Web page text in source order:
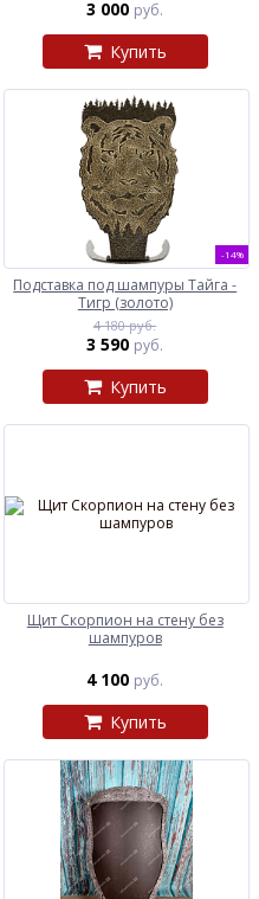
3 000 руб.
Купить
-14%
Подставка под шампуры Тайга -
Тигр (золото)
4 180 руб.
3 590 руб.
Купить
Щит Скорпион на стену без
шампуров
4 100 руб.
Купить